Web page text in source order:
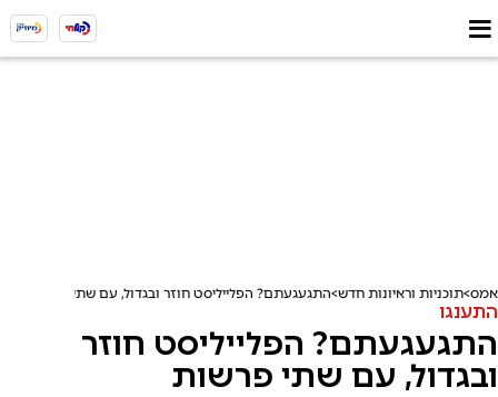
אמס תוכניות וראיונות חדש התגעגעתם? הפלייליסט חוזר ובגדול, עם שתי פרשות
התענגו
התגעגעתם? הפלייליסט חוזר
ובגדול, עם שתי פרשות